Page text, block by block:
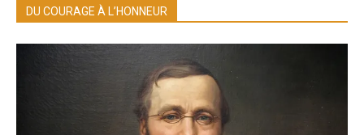
DU COURAGE À L’HONNEUR